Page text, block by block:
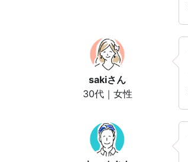
sakiさん
30代｜女性